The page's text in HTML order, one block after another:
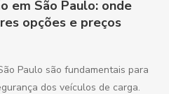
em São Paulo: onde
opções e preços
Paulo são fundamentais para
dos veículos de carga.